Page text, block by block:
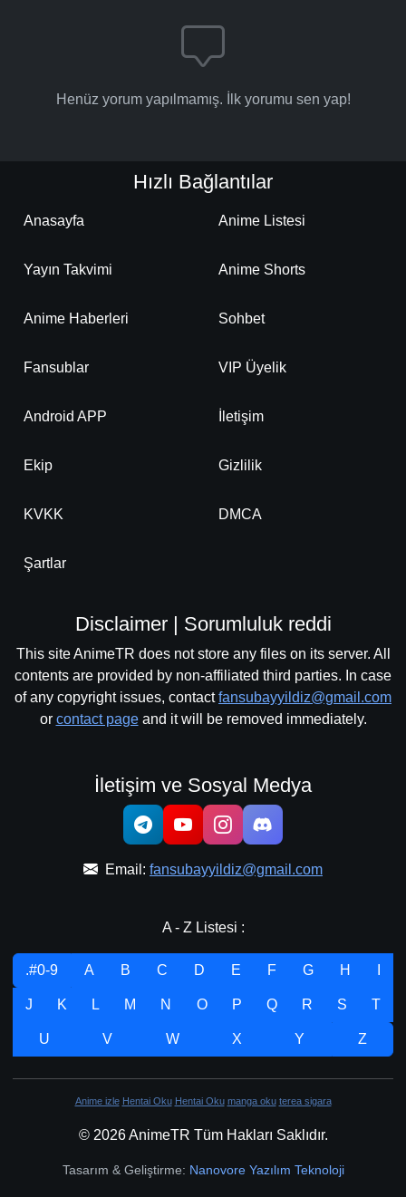
Henüz yorum yapılmamış. İlk yorumu sen yap!
Hızlı Bağlantılar
Anasayfa Anime Listesi
Yayın Takvimi Anime Shorts
Anime Haberleri Sohbet
Fansublar VIP Üyelik
Android APP İletişim
Ekip Gizlilik
KVKK DMCA
Şartlar
Disclaimer | Sorumluluk reddi
This site AnimeTR does not store any files on its server. All
contents are provided by non-affiliated third parties. In case
of any copyright issues, contactfansubayyildiz@gmail.com
or contact pageand it will be removed immediately.
İletişim ve Sosyal Medya
Email: fansubayyildiz@gmail.com
A - Z Listesi :
.#0-9 A B C D E F G H
J K L M N O P Q R S T
U V W X Y Z
Anime izle Hentai Oku Hentai Oku manga oku terea sigara
© 2026 AnimeTR Tüm Hakları Saklıdır.
Tasarım & Geliştirme: Nanovore Yazılım Teknoloji